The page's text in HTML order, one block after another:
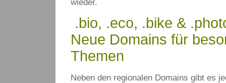
.bio, .eco, .bike &
Neue Domains für
Themen
Neben den regionalen Domains gibt es